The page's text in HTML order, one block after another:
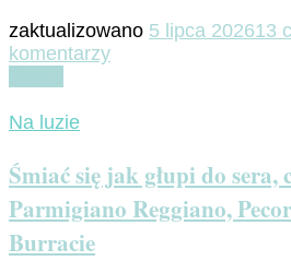
zaktualizowano 5 lipca 202613
komentarzydo
włoskim
hymnie
słów
Na luzie
Śmiać się jak głupi do sera,
Parmigiano Reggiano,
Burracie